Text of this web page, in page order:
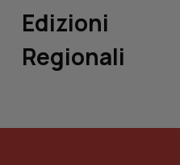
Edizioni
Regionali